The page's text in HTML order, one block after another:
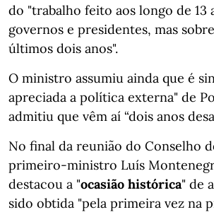
do "trabalho feito aos longo de 13
governos e presidentes, mas
últimos dois anos".
O ministro assumiu ainda que é
apreciada a política externa" de
admitiu que vêm aí “dois anos
No final da reunião do Conselho
primeiro-ministro Luís
destacou a "ocasião histórica" de
sido obtida "pela primeira vez na